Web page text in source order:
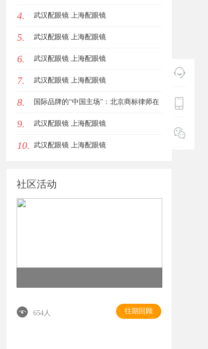
眼唇，才是你整张脸的点睛之笔！淡颜系
女生的气质加分项
4. 武汉配眼镜 上海配眼镜
5. 武汉配眼镜 上海配眼镜
6. 武汉配眼镜 上海配眼镜
7. 武汉配眼镜 上海配眼镜
8. 国际品牌的“中国主场”：北京商标律师在
跨境维权中的战略支点
9. 武汉配眼镜 上海配眼镜
10. 武汉配眼镜 上海配眼镜
社区活动
654人 往期回顾